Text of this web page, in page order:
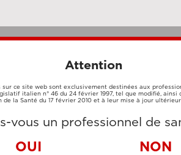
CARTE DE
CRÉDIT
VIREMENT
BANCAIRE
Attention
ce site web sont exclusivement destinées aux
italien n° 46 du 24 février 1997, tel que modifié, ainsi
la Santé du 17 février 2010 et à leur mise à jour
vous un professionnel de
OUI NON